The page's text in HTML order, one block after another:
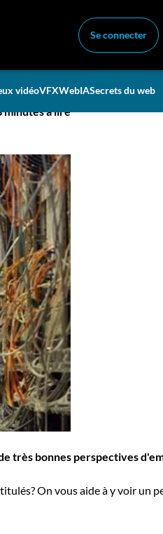
Se connecter
vidéoVFXWebIASecrets du web
minutes à lire
très bonnes perspectives
On vous aide à y voir un